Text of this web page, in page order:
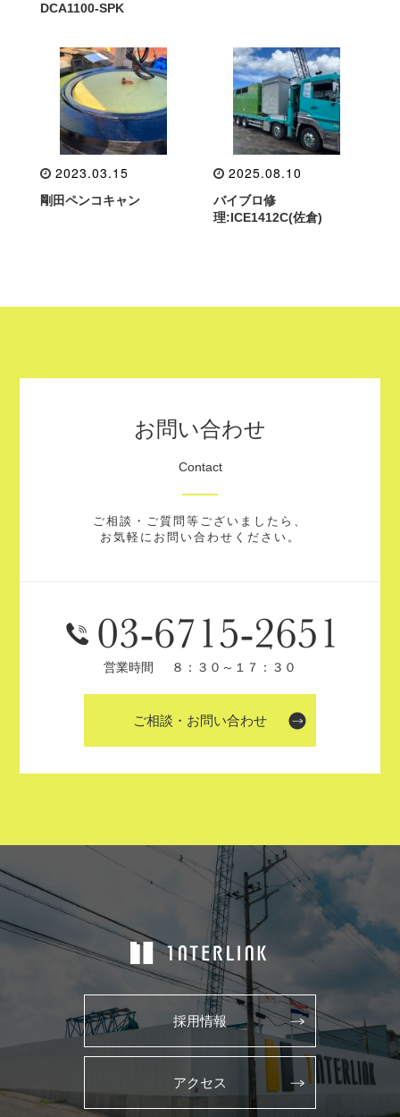
DCA1100-SPK
2023.03.15
剛田ペンコキャン
2025.08.10
バイブロ修
理:ICE1412C(佐倉)
お問い合わせ
Contact
ご相談・ご質問等ございましたら、
お気軽にお問い合わせください。
営業時間 ８：３０～１７：３０
ご相談・お問い合わせ
採用情報
アクセス